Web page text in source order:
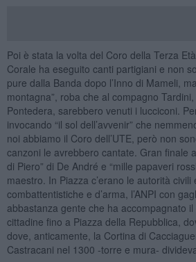
Poi è stata la volta del Coro della Terza
Corale ha eseguito canti partigiani e non
pure dalla Banda dopo l’Inno di Mameli,
montagna”, roba che al compagno Tardini,
Pontedera, sarebbero venuti i lucciconi.
invocando “il sol dell’avvenir” che
noi abbiamo il Coro dell’UTE, però non
canzoni le avrebbero cantate. Gran finale
di Piero” di De André e “mille papaveri
maestro. In Piazza c’erano le autorità
combattentistiche e d’arma, l’ANPI con
abbastanza gente che ha accompagnato
cittadine fino a Piazza della Repubblica,
dove, anticamente, la Cortina di
Castracani nel 1300 -torre e mura-